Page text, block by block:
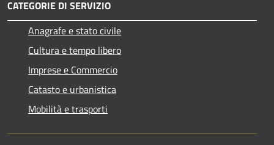
CATEGORIE DI SERVIZIO
Anagrafe e stato civile
Cultura e tempo libero
Imprese e Commercio
Catasto e urbanistica
Mobilità e trasporti